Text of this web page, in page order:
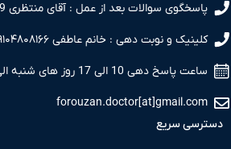
سوالات بعد از عمل : آقای منتظری 09304516119
و نوبت دهی : خانم عاطفی ۰۹۱۰۴۸۰۸۱۶۶- 02149796289
دهی 10 الی 17 روز های شنبه الی چهارشنبه
سریع